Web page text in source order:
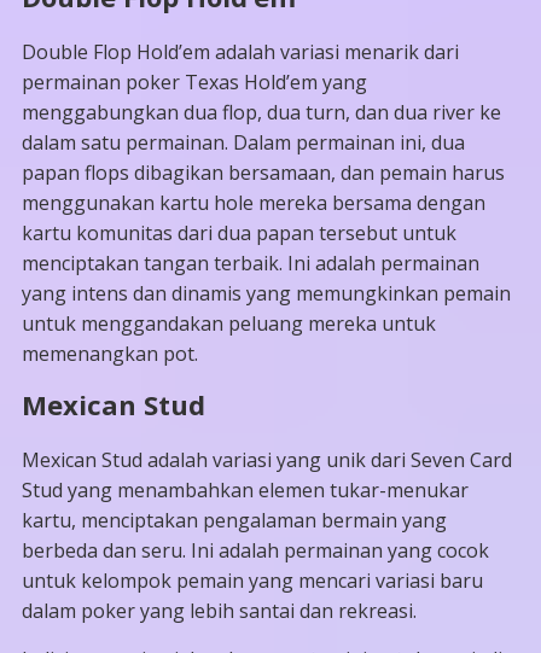
Double Flop Hold’em adalah variasi menarik dari
permainan poker Texas Hold’em yang
menggabungkan dua flop, dua turn, dan dua river ke
dalam satu permainan. Dalam permainan ini, dua
papan flops dibagikan bersamaan, dan pemain harus
menggunakan kartu hole mereka bersama dengan
kartu komunitas dari dua papan tersebut untuk
menciptakan tangan terbaik. Ini adalah permainan
yang intens dan dinamis yang memungkinkan pemain
untuk menggandakan peluang mereka untuk
memenangkan pot.
Mexican Stud
Mexican Stud adalah variasi yang unik dari Seven Card
Stud yang menambahkan elemen tukar-menukar
kartu, menciptakan pengalaman bermain yang
berbeda dan seru. Ini adalah permainan yang cocok
untuk kelompok pemain yang mencari variasi baru
dalam poker yang lebih santai dan rekreasi.